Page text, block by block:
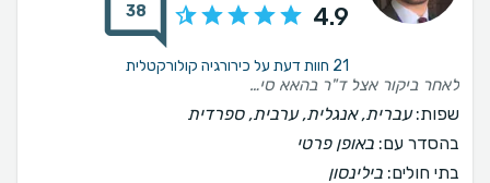
4.9
38
21 חוות דעת על כירורגיה קולורקטלית
לאחר ביקור אצל ד"ר בהאא סיאם, אני מרגיש צורך לשתף את החוויה המצוינת שלי. מהרגע שנכנסתי למרפאה, צוות העובדים היה מקצועי ומסביר פנים. ד"ר בהאא סיאם עצמו היה קשוב, סבלני ומקצועי, והסביר לי כל שלב בתהליך בצורה ברורה ומרגיעה. הוא לא רק ביצע את הבדיקה והטיפול בצורה מיומנת, אלא גם נתן לי טיפים חשובים להמשך טיפול ושמירה על הבריאות. אני מרגיש שהייתי בידיים טובות, וההרגשה הכללית הייתה נוחה מאוד, דבר שלא מובן מאליו בתחום זה. מומלץ בחום לכל מי שמחפש רופא מקצועי ואדיב בתחום הפרוקטולוגיה!
שפות:עברית, אנגלית, ערבית, ספרדית
בהסדר עם: באופן פרטי
בתי חולים: בילינסון